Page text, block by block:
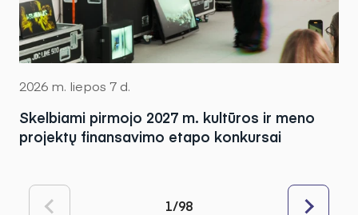
2026 m. liepos 7 d.
Skelbiami pirmojo 2027 m. kultūros ir meno
projektų finansavimo etapo konkursai
1/98